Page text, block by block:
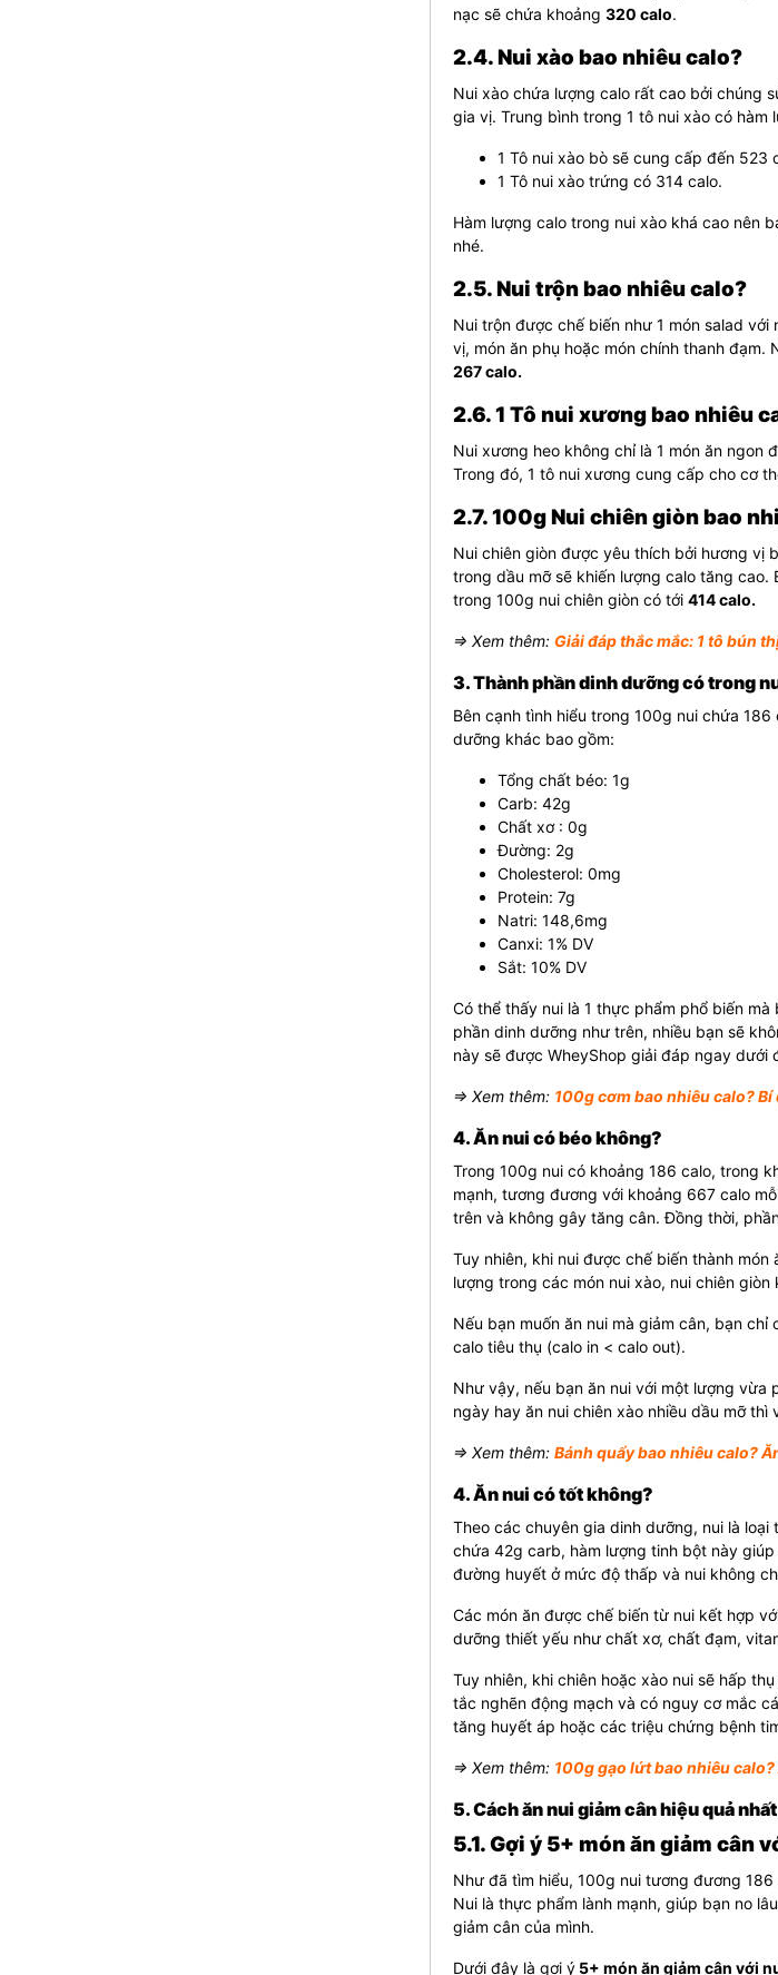
nạc sẽ chứa khoảng 320 calo.
2.4. Nui xào bao nhiêu calo?
Nui xào chứa lượng calo rất cao bởi chúng
gia vị. Trung bình trong 1 tô nui xào có hàm
1 Tô nui xào bò sẽ cung cấp đến 523
1 Tô nui xào trứng có 314 calo.
Hàm lượng calo trong nui xào khá cao nên
nhé.
2.5. Nui trộn bao nhiêu calo?
Nui trộn được chế biến như 1 món salad
vị, món ăn phụ hoặc món chính thanh
267 calo.
2.6. 1 Tô nui xương bao nhiêu
Nui xương heo không chỉ là 1 món ăn ngon
Trong đó, 1 tô nui xương cung cấp cho cơ
2.7. 100g Nui chiên giòn bao
Nui chiên giòn được yêu thích bởi hương vị
trong dầu mỡ sẽ khiến lượng calo tăng
trong 100g nui chiên giòn có tới 414 calo.
⇒ Xem thêm: Giải đáp thắc mắc: 1 tô bún
3. Thành phần dinh dưỡng có trong
Bên cạnh tình hiểu trong 100g nui chứa
dưỡng khác bao gồm:
Tổng chất béo: 1g
Carb: 42g
Chất xơ : 0g
Đường: 2g
Cholesterol: 0mg
Protein: 7g
Natri: 148,6mg
Canxi: 1% DV
Sắt: 10% DV
Có thể thấy nui là 1 thực phẩm phổ biến
phần dinh dưỡng như trên, nhiều bạn sẽ
này sẽ được WheyShop giải đáp ngay dưới
⇒ Xem thêm: 100g cơm bao nhiêu calo?
4. Ăn nui có béo không?
Trong 100g nui có khoảng 186 calo, trong
mạnh, tương đương với khoảng 667 calo
trên và không gây tăng cân. Đồng thời,
Tuy nhiên, khi nui được chế biến thành
lượng trong các món nui xào, nui chiên
Nếu bạn muốn ăn nui mà giảm cân, bạn
calo tiêu thụ (calo in < calo out).
Như vậy, nếu bạn ăn nui với một lượng vừa
ngày hay ăn nui chiên xào nhiều dầu mỡ thì
⇒ Xem thêm: Bánh quẩy bao nhiêu calo?
4. Ăn nui có tốt không?
Theo các chuyên gia dinh dưỡng, nui là
chứa 42g carb, hàm lượng tinh bột này
đường huyết ở mức độ thấp và nui không
Các món ăn được chế biến từ nui kết hợp
dưỡng thiết yếu như chất xơ, chất đạm,
Tuy nhiên, khi chiên hoặc xào nui sẽ hấp
tắc nghẽn động mạch và có nguy cơ mắc
tăng huyết áp hoặc các triệu chứng bệnh
⇒ Xem thêm: 100g gạo lứt bao nhiêu
5. Cách ăn nui giảm cân hiệu quả nhất
5.1. Gợi ý 5+ món ăn giảm cân
Như đã tìm hiểu, 100g nui tương đương
Nui là thực phẩm lành mạnh, giúp bạn no
giảm cân của mình.
Dưới đây là gợi ý5+ món ăn giảm cân với